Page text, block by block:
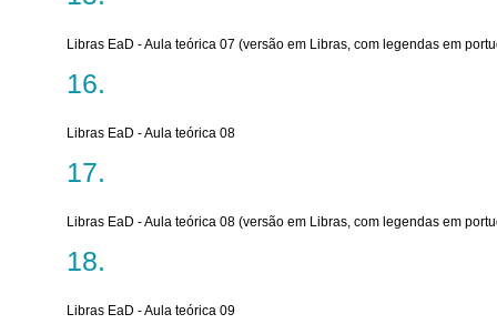
Libras EaD - Aula teórica 07 (versão em Libras, com legendas em
Libras EaD - Aula teórica 08
Libras EaD - Aula teórica 08 (versão em Libras, com legendas em
Libras EaD - Aula teórica 09